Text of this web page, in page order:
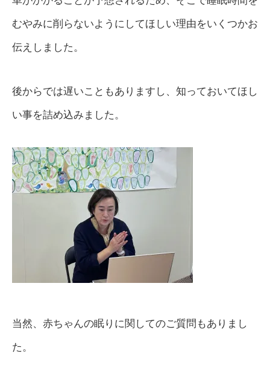
むやみに削らないようにしてほしい理由をいくつかお
伝えしました。
後からでは遅いこともありますし、知っておいてほし
い事を詰め込みました。
当然、赤ちゃんの眠りに関してのご質問もありまし
た。